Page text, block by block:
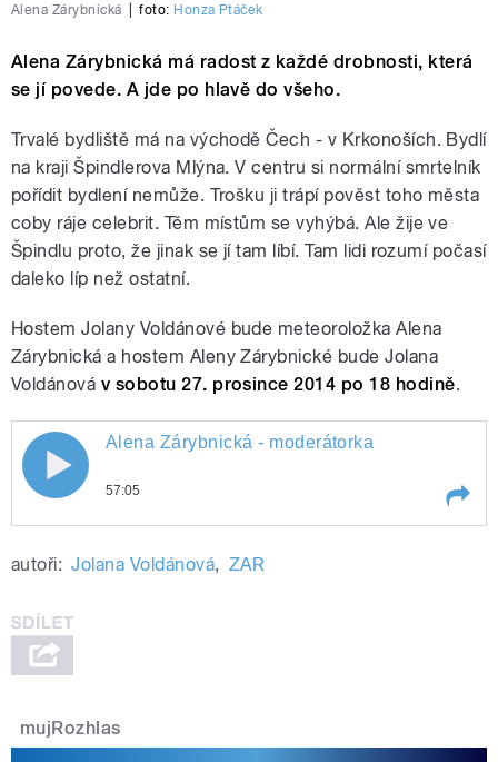
Alena Zárybnická foto: Honza Ptáček
Alena Zárybnická má radost z každé drobnosti, která
se jí povede. A jde po hlavě do všeho.
Trvalé bydliště má na východě Čech - v Krkonoších. Bydlí
na kraji Špindlerova Mlýna. V centru si normální smrtelník
pořídit bydlení nemůže. Trošku ji trápí pověst toho města
coby ráje celebrit. Těm místům se vyhýbá. Ale žije ve
Špindlu proto, že jinak se jí tam líbí. Tam lidi rozumí počasí
daleko líp než ostatní.
Hostem Jolany Voldánové bude meteoroložka Alena
Zárybnická a hostem Aleny Zárybnické bude Jolana
Voldánová v sobotu 27. prosince 2014 po 18 hodině.
Alena Zárybnická - moderátorka
57:05
autoři: Jolana Voldánová, ZAR
mujRozhlas